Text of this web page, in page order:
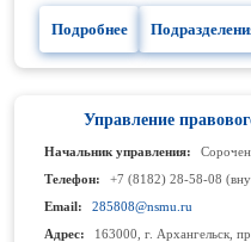
Подробнее
Управление
Начальник управления:
Телефон:
+7 (8182) 28-58-08
Email:
285808@nsmu.ru
Адрес:
163000, г. Архангельск,